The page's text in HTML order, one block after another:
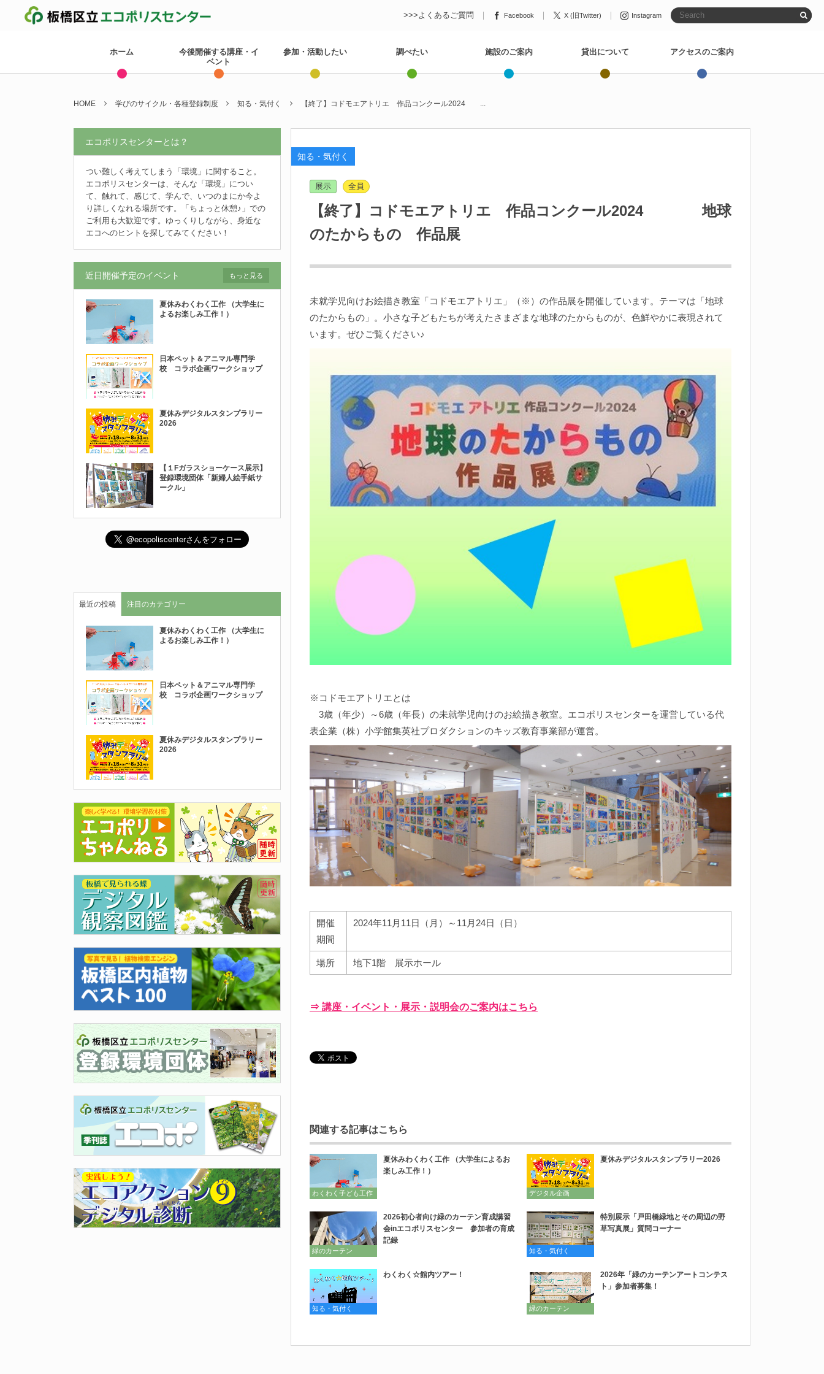
>>>よくあるご質問 Facebook X (旧Twitter) Instagram
ホーム
今後開催する講座・イ
ベント
参加・活動したい 調べたい 施設のご案内 貸出について アクセスのご案内
HOME 学びのサイクル・各種登録制度 知る・気付く 【終了】コドモエアトリエ 作品コンクール2024 ...
知る・気付く
展示 全員
【終了】コドモエアトリエ 作品コンクール2024 地球
のたからもの 作品展
未就学児向けお絵描き教室「コドモエアトリエ」（※）の作品展を開催しています。テーマは「地球
のたからもの」。小さな子どもたちが考えたさまざまな地球のたからものが、色鮮やかに表現されて
います。ぜひご覧ください♪
※コドモエアトリエとは
3歳（年少）～6歳（年長）の未就学児向けのお絵描き教室。エコポリスセンターを運営している代
表企業（株）小学館集英社プロダクションのキッズ教育事業部が運営。
開催
期間
2024年11月11日（月）～11月24日（日）
場所 地下1階 展示ホール
⇒ 講座・イベント・展示・説明会のご案内はこちら
関連する記事はこちら
わくわく子ども工作
夏休みわくわく工作 （大学生によるお
楽しみ工作！）
デジタル企画
夏休みデジタルスタンプラリー2026
緑のカーテン
2026初心者向け緑のカーテン育成講習
会inエコポリスセンター 参加者の育成
記録
知る・気付く
特別展示「戸田橋緑地とその周辺の野
草写真展」質問コーナー
知る・気付く
わくわく☆館内ツアー！
緑のカーテン
2026年「緑のカーテンアートコンテス
ト」参加者募集！
エコポリスセンターとは？
つい難しく考えてしまう「環境」に関すること。
エコポリスセンターは、そんな「環境」につい
て、触れて、感じて、学んで、いつのまにか今よ
り詳しくなれる場所です。「ちょっと休憩♪」での
ご利用も大歓迎です。ゆっくりしながら、身近な
エコへのヒントを探してみてください！
近日開催予定のイベント
夏休みわくわく工作 （大学生に
よるお楽しみ工作！）
日本ペット＆アニマル専門学
校 コラボ企画ワークショップ
夏休みデジタルスタンプラリー
2026
【１Fガラスショーケース展示】
登録環境団体「新婦人絵手紙サ
ークル」
もっと見る
最近の投稿 注目のカテゴリー
夏休みわくわく工作 （大学生に
よるお楽しみ工作！）
日本ペット＆アニマル専門学
校 コラボ企画ワークショップ
夏休みデジタルスタンプラリー
2026